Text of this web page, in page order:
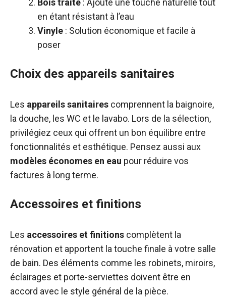
Bois traité : Ajoute une touche naturelle tout
en étant résistant à l’eau
Vinyle : Solution économique et facile à
poser
Choix des appareils sanitaires
Les appareils sanitaires comprennent la baignoire,
la douche, les WC et le lavabo. Lors de la sélection,
privilégiez ceux qui offrent un bon équilibre entre
fonctionnalités et esthétique. Pensez aussi aux
modèles économes en eau pour réduire vos
factures à long terme.
Accessoires et finitions
Les accessoires et finitions complètent la
rénovation et apportent la touche finale à votre salle
de bain. Des éléments comme les robinets, miroirs,
éclairages et porte-serviettes doivent être en
accord avec le style général de la pièce.